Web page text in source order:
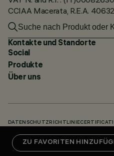
ZU FAVORITEN
CCIAA Macerata, R.E.A. 40632
Kontakte und Standorte
Social
Produkte
Über uns
DATENSCHUTZRICHTLINIE
UNSERE CODES KNOWLEDGE BASE